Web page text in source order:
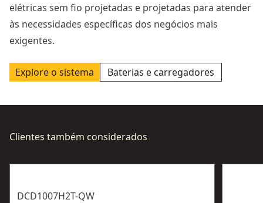
elétricas sem fio projetadas e projetadas para atender
às necessidades específicas dos negócios mais
exigentes.
Explore o sistema Baterias e carregadores
Clientes também considerados
DCD1007H2T-QW